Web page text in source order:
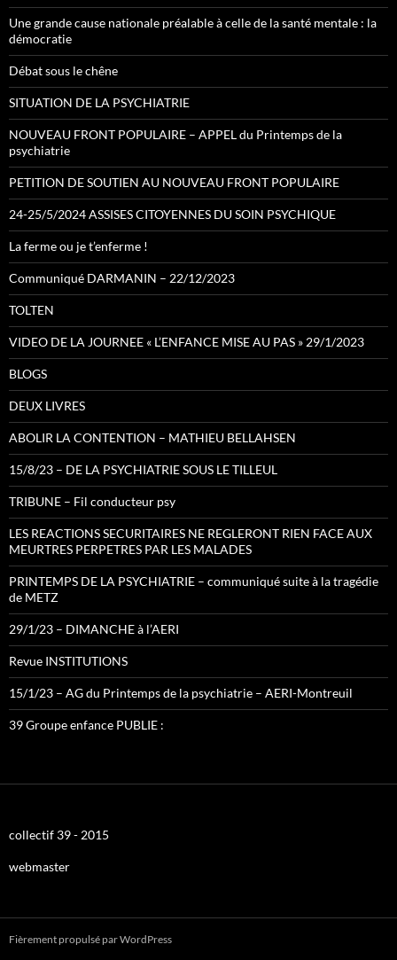
Une grande cause nationale préalable à celle de la santé mentale : la
démocratie
Débat sous le chêne
SITUATION DE LA PSYCHIATRIE
NOUVEAU FRONT POPULAIRE – APPEL du Printemps de la
psychiatrie
PETITION DE SOUTIEN AU NOUVEAU FRONT POPULAIRE
24-25/5/2024 ASSISES CITOYENNES DU SOIN PSYCHIQUE
La ferme ou je t’enferme !
Communiqué DARMANIN – 22/12/2023
TOLTEN
VIDEO DE LA JOURNEE « L’ENFANCE MISE AU PAS » 29/1/2023
BLOGS
DEUX LIVRES
ABOLIR LA CONTENTION – MATHIEU BELLAHSEN
15/8/23 – DE LA PSYCHIATRIE SOUS LE TILLEUL
TRIBUNE – Fil conducteur psy
LES REACTIONS SECURITAIRES NE REGLERONT RIEN FACE AUX
MEURTRES PERPETRES PAR LES MALADES
PRINTEMPS DE LA PSYCHIATRIE – communiqué suite à la tragédie
de METZ
29/1/23 – DIMANCHE à l’AERI
Revue INSTITUTIONS
15/1/23 – AG du Printemps de la psychiatrie – AERI-Montreuil
39 Groupe enfance PUBLIE :
collectif 39 - 2015
webmaster
Fièrement propulsé par WordPress